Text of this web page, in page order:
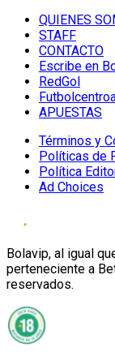
QUIENES
STAFF
CONTACTO
Escribe en
RedGol
APUESTAS
Términos y
Políticas de
Política
Ad Choices
Bolavip, al igual
perteneciente a
reservados.